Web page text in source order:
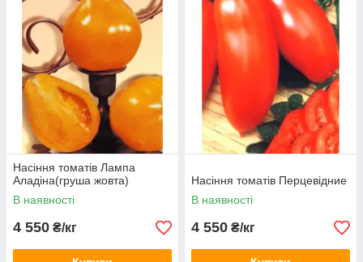
Насіння томатів Лампа
Аладіна(груша жовта)
В наявності
4 550 ₴/кг
Насіння томатів Перцевідние
В наявності
4 550 ₴/кг